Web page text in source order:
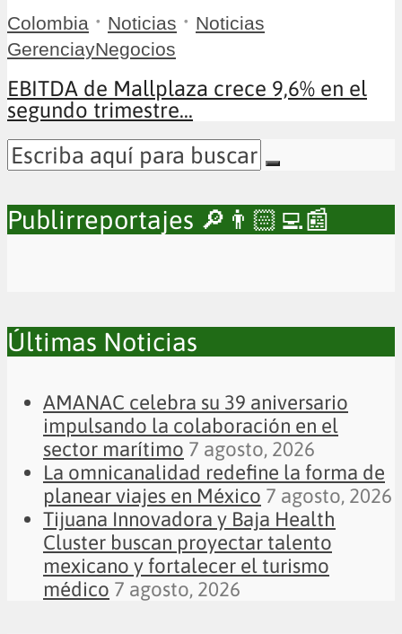
Colombia • Noticias • Noticias
GerenciayNegocios
EBITDA de Mallplaza crece 9,6% en el
segundo trimestre...
Publirreportajes 🔎👨🏻‍💻📰
Últimas Noticias
AMANAC celebra su 39 aniversario
impulsando la colaboración en el
sector marítimo 7 agosto, 2026
La omnicanalidad redefine la forma de
planear viajes en México 7 agosto, 2026
Tijuana Innovadora y Baja Health
Cluster buscan proyectar talento
mexicano y fortalecer el turismo
médico 7 agosto, 2026